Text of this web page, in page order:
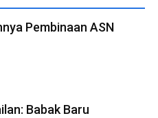
Pembinaan ASN
Babak Baru